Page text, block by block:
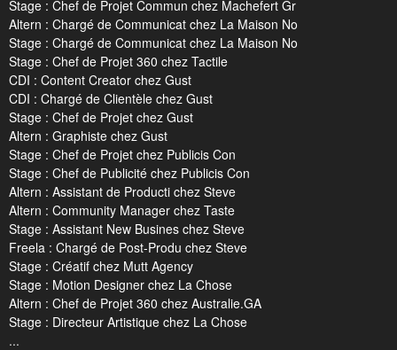
Stage : Chef de Projet Commun chez Machefert Gr
Altern : Chargé de Communicat chez La Maison No
Stage : Chargé de Communicat chez La Maison No
Stage : Chef de Projet 360 chez Tactile
CDI : Content Creator chez Gust
CDI : Chargé de Clientèle chez Gust
Stage : Chef de Projet chez Gust
Altern : Graphiste chez Gust
Stage : Chef de Projet chez Publicis Con
Stage : Chef de Publicité chez Publicis Con
Altern : Assistant de Producti chez Steve
Altern : Community Manager chez Taste
Stage : Assistant New Busines chez Steve
Freela : Chargé de Post-Produ chez Steve
Stage : Créatif chez Mutt Agency
Stage : Motion Designer chez La Chose
Altern : Chef de Projet 360 chez Australie.GA
Stage : Directeur Artistique chez La Chose
...